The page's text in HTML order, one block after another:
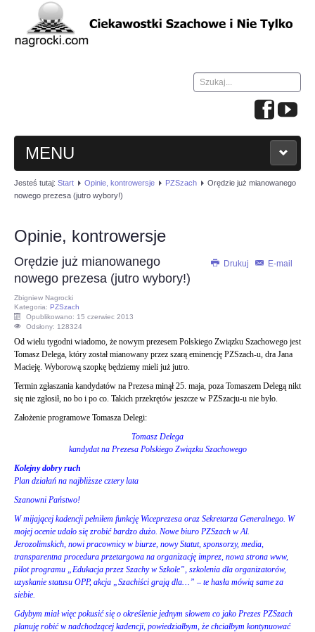
Szukaj...
MENU
HOME
WIADOMOŚCI
NAUKA GRY W SZACHY
TURNIEJE
OPINIE, KONTROWERSJE
POLITYKA
FILMIKI
Z ARCHIWUM
SZACHIŚCI
ZDJĘCIA
Z KALENDARZA
Jesteś tutaj: Start Opinie, kontrowersje PZSzach
Orędzie już mianowanego
nowego prezesa (jutro wybory!)
Opinie, kontrowersje
Drukuj E-mail
Orędzie już mianowanego
nowego prezesa (jutro wybory!)
Zbigniew Nagrocki
Kategoria: PZSzach
Opublikowano: 15 czerwiec 2013
Odsłony: 128324
Od wielu tygodni wiadomo, że nowym prezesem Polskiego Związku Szachowego jest
Tomasz Delega, który został mianowany przez szarą eminencję PZSzach-u, dra Jana
Macieję. Wyborową szopkę będziemy mieli już jutro.
Termin zgłaszania kandydatów na Prezesa minął 25. maja, poza Tomaszem Delegą nikt
się nie zgłosił, no bo i po co. Takich przekrętów jeszcze w PZSzacju-u nie było.
Założenie programowe Tomasza Delegi:
Tomasz Delega
kandydat na Prezesa Polskiego Związku Szachowego
Kolejny dobry ruch
Plan działań na najbliższe cztery lata
Szanowni Państwo!
W mijającej kadencji pełniłem funkcję Wiceprezesa oraz Sekretarza Generalnego. W
mojej ocenie udało się zrobić bardzo dużo. Nowe biuro PZSzach w Al.
Jerozolimskich, nowi pracownicy w biurze, nowy Statut, sponsorzy, media,
transparentna procedura przetargowa na organizację imprez, nowa strona www,
pilot programu „Edukacja przez Szachy w Szkole”, szkolenia dla organizatorów,
uzyskanie statusu OPP, akcja „Szachiści grają dla…” – te hasła mówią same za
siebie.
Gdybym miał więc pokusić się o określenie jednym słowem co jako Prezes PZSzach
planuję robić w nadchodzącej kadencji, powiedziałbym, że chciałbym kontynuować